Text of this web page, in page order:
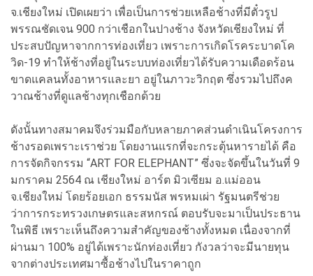
จ.เชียงใหม่ เปิดเผยว่า เพื่อเป็นการช่วยเหลือช้างที่มีตั๋วรูป
พรรณชัดเจน 900 กว่าเชือกในปางช้าง จังหวัดเชียงใหม่ ที่
ประสบปัญหาจากการท่องเที่ยว เพราะการเกิดโรคระบาดโค
วิด-19 ทำให้ช้างที่อยู่ในระบบท่องเที่ยวได้รับความเดือดร้อน
ขาดแคลนทั้งอาหารและยา อยู่ในภาวะวิกฤต ซึ่งรวมไปถึงค
วาณช้างที่ดูแลช้างทุกเชือกด้วย
ดังนั้นทางสมาคมจึงร่วมมือกับหลายภาคส่วนดำเนินโครงการ
ช้างรอดเพราะเราช่วย โดยงานแรกที่จะกระตุ้นหารายได้ คือ
การจัดกิจกรรม “ART FOR ELEPHANT” ซึ่งจะจัดขึ้นในวันที่ 9
มกราคม 2564 ณ เชียงใหม่ อาร์ต มิวเซียม อ.แม่ออน
จ.เชียงใหม่ โดยร้อยเอก ธรรมนัส พรหมเผ่า รัฐมนตรีช่วย
ว่าการกระทรวงเกษตรและสหกรณ์ ตอบรับจะมาเป็นประธาน
ในพิธี เพราะเห็นถึงความสำคัญของช้างทั้งหมด เนื่องจากที่
ผ่านมา 100% อยู่ได้เพราะนักท่องเที่ยว กังวลว่าจะมีนายทุน
จากต่างประเทศมาซื้อช้างไปในราคาถูก